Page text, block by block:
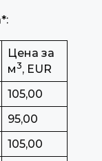
Цена за
м3, EUR
105,00
95,00
105,00